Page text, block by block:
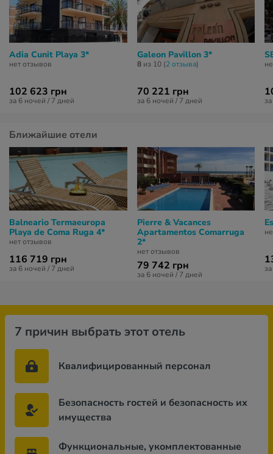
Adia Cunit Playa 3*
нет отзывов
102 623 грн
за 6 ночей / 7 дней
Galeon Pavillon 3*
8из 10 (2 отзывa)
70 221 грн
за 6 ночей / 7 дней
Ближайшие отели
Balneario Termaeuropa
Playa de Coma Ruga 4*
нет отзывов
116 719 грн
за 6 ночей / 7 дней
Pierre & Vacances
Apartamentos Comarruga
2*
нет отзывов
79 742 грн
за 6 ночей / 7 дней
7 причин выбрать этот отель
Квалифицированный персонал
Безопасность гостей и безопасность их
имущества
Функциональные, укомплектованные